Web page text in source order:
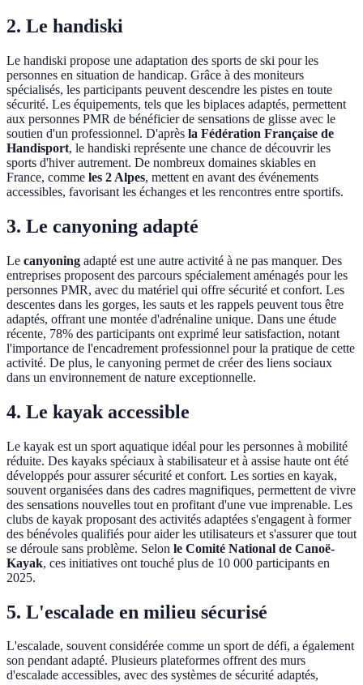
2. Le handiski
Le handiski propose une adaptation des sports de ski pour les
personnes en situation de handicap. Grâce à des moniteurs
spécialisés, les participants peuvent descendre les pistes en toute
sécurité. Les équipements, tels que les biplaces adaptés, permettent
aux personnes PMR de bénéficier de sensations de glisse avec le
soutien d'un professionnel. D'après la Fédération Française de
Handisport, le handiski représente une chance de découvrir les
sports d'hiver autrement. De nombreux domaines skiables en
France, comme les 2 Alpes, mettent en avant des événements
accessibles, favorisant les échanges et les rencontres entre sportifs.
3. Le canyoning adapté
Le canyoning adapté est une autre activité à ne pas manquer. Des
entreprises proposent des parcours spécialement aménagés pour les
personnes PMR, avec du matériel qui offre sécurité et confort. Les
descentes dans les gorges, les sauts et les rappels peuvent tous être
adaptés, offrant une montée d'adrénaline unique. Dans une étude
récente, 78% des participants ont exprimé leur satisfaction, notant
l'importance de l'encadrement professionnel pour la pratique de cette
activité. De plus, le canyoning permet de créer des liens sociaux
dans un environnement de nature exceptionnelle.
4. Le kayak accessible
Le kayak est un sport aquatique idéal pour les personnes à mobilité
réduite. Des kayaks spéciaux à stabilisateur et à assise haute ont été
développés pour assurer sécurité et confort. Les sorties en kayak,
souvent organisées dans des cadres magnifiques, permettent de vivre
des sensations nouvelles tout en profitant d'une vue imprenable. Les
clubs de kayak proposant des activités adaptées s'engagent à former
des bénévoles qualifiés pour aider les utilisateurs et s'assurer que tout
se déroule sans problème. Selon le Comité National de Canoë-
Kayak, ces initiatives ont touché plus de 10 000 participants en
2025.
5. L'escalade en milieu sécurisé
L'escalade, souvent considérée comme un sport de défi, a également
son pendant adapté. Plusieurs plateformes offrent des murs
d'escalade accessibles, avec des systèmes de sécurité adaptés,